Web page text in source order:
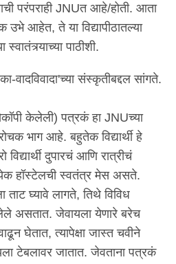
परंपराही JNUत आहे/होती. आता
उभे आहेत, ते या विद्यापीठातल्या
स्वातंत्र्याच्या पाठीशी.
वादविवादा'च्या संस्कृतीबद्दल सांगते.
केलेली) पत्रकं हा JNUच्या
भाग आहे. बहुतेक विद्यार्थी हे
दुपारचं आणि रात्रीचं
हॉस्टेलची स्वतंत्र मेस असते.
घ्यावे लागते, तिथे विविध
असतात. जेवायला येणारे बरेच
घेतात, त्यापेक्षा जास्त चवीने
टेबलावर जातात. जेवताना पत्रकं